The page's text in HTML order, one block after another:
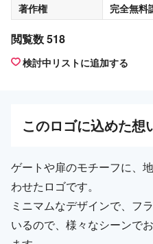
著作権
完全無料
閲覧数 518
検討中リストに追加する
このロゴに込めた想
ゲートや扉のモチーフに、
わせたロゴです。
ミニマムなデザインで、フ
いるので、様々なシーンで